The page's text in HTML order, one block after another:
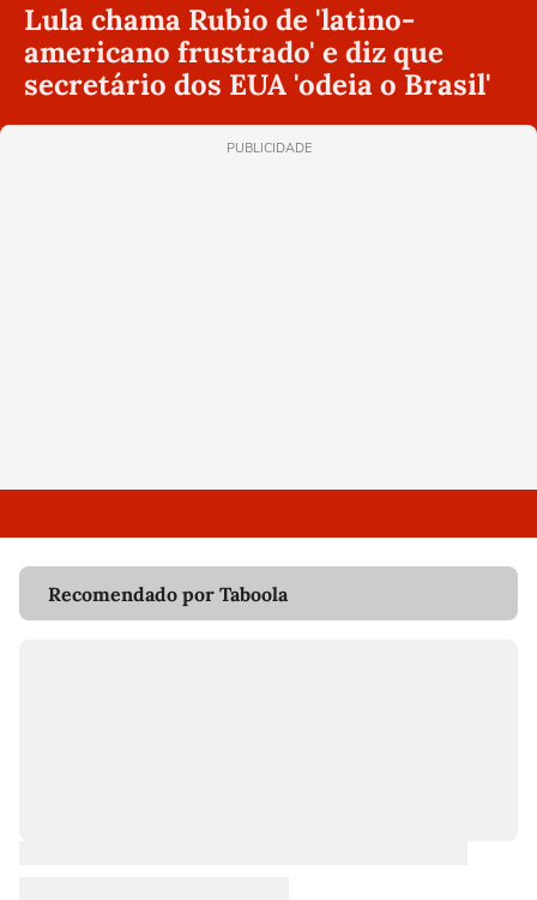
Lula chama Rubio de 'latino-
americano frustrado' e diz que
secretário dos EUA 'odeia o Brasil'
PUBLICIDADE
Recomendado por Taboola